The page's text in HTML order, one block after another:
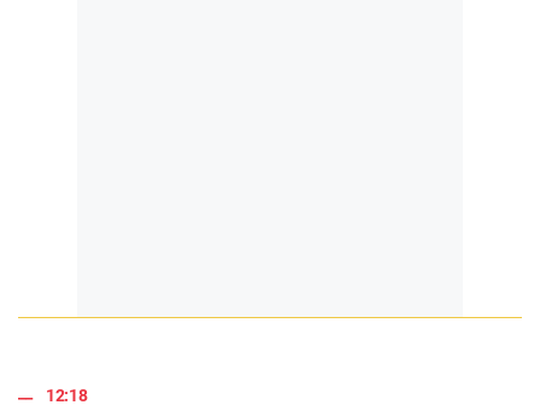
12:18